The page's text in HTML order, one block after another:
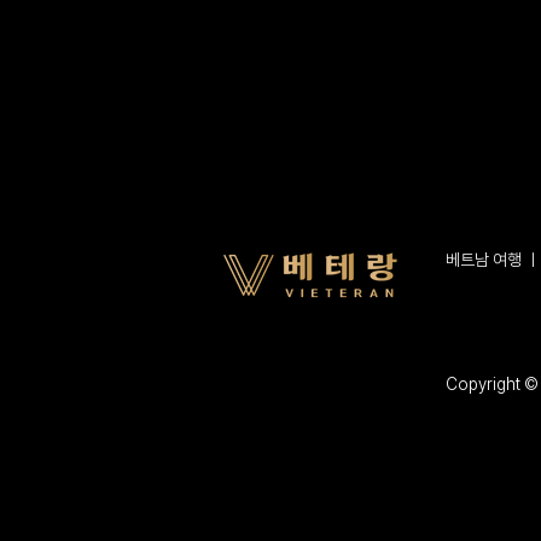
베트남 여행
Copyright ©